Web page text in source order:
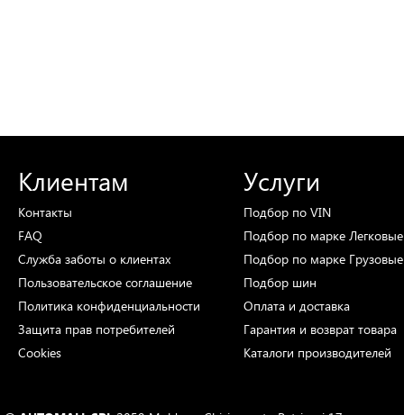
Клиентам
Контакты
FAQ
Служба заботы о клиентах
Пользовательское соглашение
Политика конфиденциальности
Защита прав потребителей
Cookies
Услуги
Подбор по VIN
Подбор по марке
Подбор по марке
Подбор шин
Оплата и доставка
Гарантия и возврат товара
Каталоги производителей